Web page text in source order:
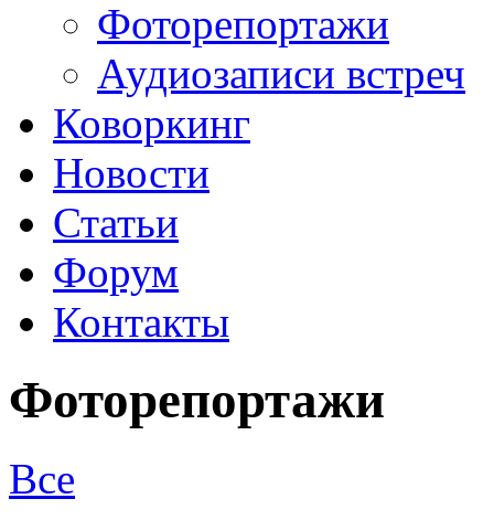
Фоторепортажи
Аудиозаписи встреч
Коворкинг
Новости
Статьи
Форум
Контакты
Фоторепортажи
Все